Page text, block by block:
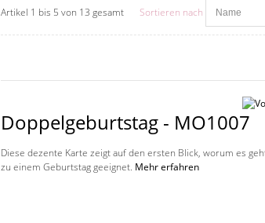
Artikel 1 bis 5 von 13 gesamt Sortieren nach
Doppelgeburtstag - MO1007
Diese dezente Karte zeigt auf den ersten Blick, worum es
zu einem Geburtstag geeignet. Mehr erfahren